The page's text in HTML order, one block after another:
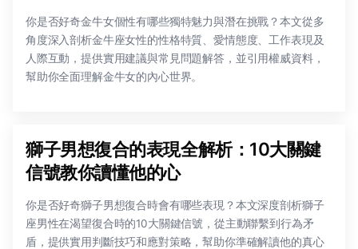
你是否好奇金牛女個性有哪些獨特魅力與潛在挑戰？本文從多
角度深入剖析金牛座女性的性格特質、愛情態度、工作表現及
人際互動，提供實用建議與常見問題解答，並引用權威資料，
幫助你全面理解金牛女的內心世界。
獅子男想復合的表現全解析：10大關鍵
信號教你讀懂他的心
你是否好奇獅子男想復合時會有哪些表現？本文深度剖析獅子
座男性在渴望復合時的10大關鍵信號，從主動聯繫到行為矛
盾，提供實用判斷技巧和應對策略，幫助你準確解讀他的真心